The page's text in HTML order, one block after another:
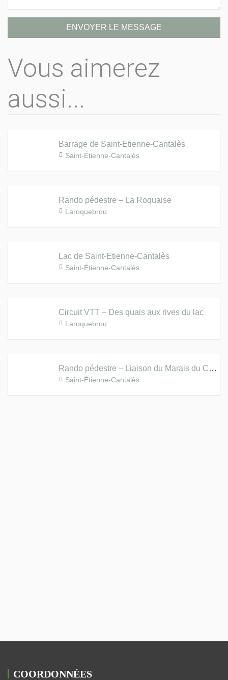
ENVOYER LE MESSAGE
Vous aimerez
aussi...
Barrage de Saint-Étienne-Cantalès
Saint-Étienne-Cantalès
Rando pédestre – La Roquaise
Laroquebrou
Lac de Saint-Étienne-Cantalès
Saint-Étienne-Cantalès
Circuit VTT – Des quais aux rives du lac
Laroquebrou
Rando pédestre – Liaison du Marais du Cassan
Saint-Étienne-Cantalès
COORDONNÉES